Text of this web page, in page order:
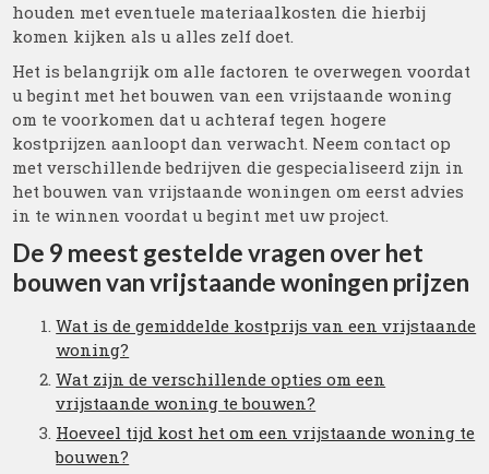
houden met eventuele materiaalkosten die hierbij
komen kijken als u alles zelf doet.
Het is belangrijk om alle factoren te overwegen voordat
u begint met het bouwen van een vrijstaande woning
om te voorkomen dat u achteraf tegen hogere
kostprijzen aanloopt dan verwacht. Neem contact op
met verschillende bedrijven die gespecialiseerd zijn in
het bouwen van vrijstaande woningen om eerst advies
in te winnen voordat u begint met uw project.
De 9 meest gestelde vragen over het
bouwen van vrijstaande woningen prijzen
Wat is de gemiddelde kostprijs van een vrijstaande
woning?
Wat zijn de verschillende opties om een
vrijstaande woning te bouwen?
Hoeveel tijd kost het om een vrijstaande woning te
bouwen?